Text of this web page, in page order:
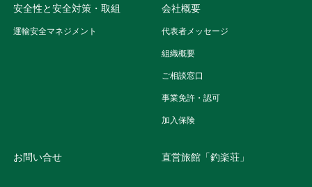
安全性と安全対策・取組
運輸安全マネジメント
会社概要
代表者メッセージ
組織概要
ご相談窓口
事業免許・認可
加入保険
お問い合せ 直営旅館「釣楽荘」